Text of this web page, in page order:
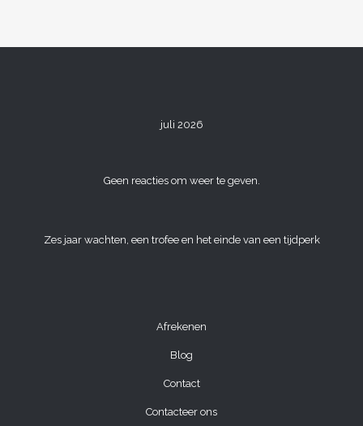
juli 2026
Geen reacties om weer te geven.
Zes jaar wachten, een trofee en het einde van een tijdperk
Afrekenen
Blog
Contact
Contacteer ons